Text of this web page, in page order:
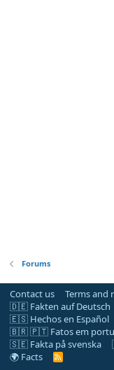
Forums
Contact us Terms and
🇩🇪 Fakten auf Deutsch
🇪🇸 Hechos en Español
🇧🇷 🇵🇹 Fatos em
🇸🇪 Fakta på svenska
🌍 Facts
R